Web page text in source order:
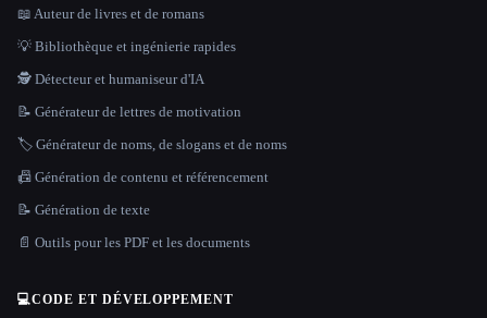
📖 Auteur de livres et de romans
💡 Bibliothèque et ingénierie rapides
🕵️ Détecteur et humaniseur d'IA
📝 Générateur de lettres de motivation
🏷️ Générateur de noms, de slogans et de noms
📠 Génération de contenu et référencement
📝 Génération de texte
📄 Outils pour les PDF et les documents
💻CODE ET DÉVELOPPEMENT